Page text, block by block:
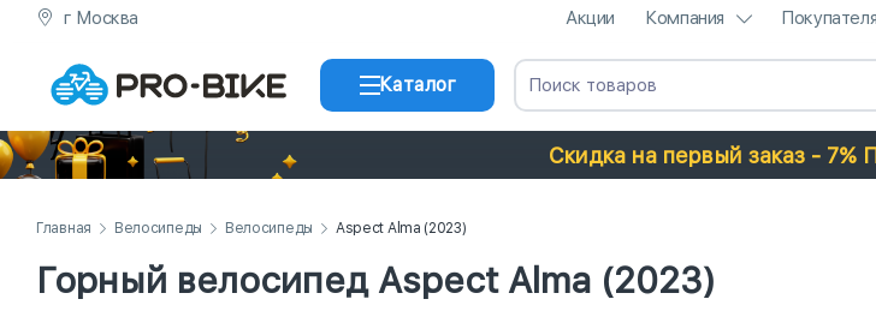
г Москва Акции Компания
Каталог
Скидка на первый заказ - 7%
Главная Велосипеды Велосипеды Aspect Alma (2023)
Горный велосипед Aspect Alma (2023)